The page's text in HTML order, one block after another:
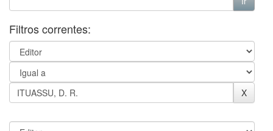
Filtros correntes: